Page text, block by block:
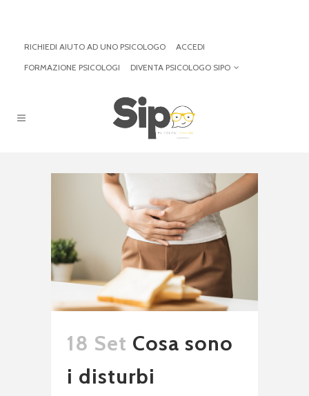
RICHIEDI AIUTO AD UNO PSICOLOGO
ACCEDI
FORMAZIONE PSICOLOGI
DIVENTA PSICOLOGO SIPO
18 Set Cosa sono
i disturbi